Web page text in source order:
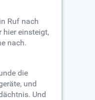
Ruf nach
hier einsteigt,
nach.
die
und
Und